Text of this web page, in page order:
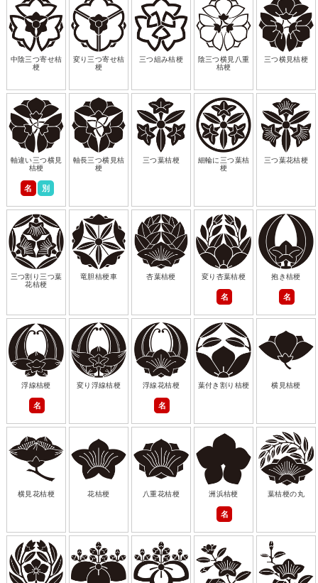
中陰三つ寄せ桔
梗
変り三つ寄せ桔
梗
三つ組み桔梗
陰三つ横見八重
桔梗
三つ横見桔梗
軸違い三つ横見
桔梗
名 別
軸長三つ横見桔
梗
三つ葉桔梗
細輪に三つ葉桔
梗
三つ葉花桔梗
三つ割り三つ葉
花桔梗
竜胆桔梗車 杏葉桔梗 変り杏葉桔梗
名
抱き桔梗
名
浮線桔梗
名
変り浮線桔梗 浮線花桔梗
名
葉付き割り桔梗 横見桔梗
横見花桔梗 花桔梗 八重花桔梗 洲浜桔梗
名
葉桔梗の丸